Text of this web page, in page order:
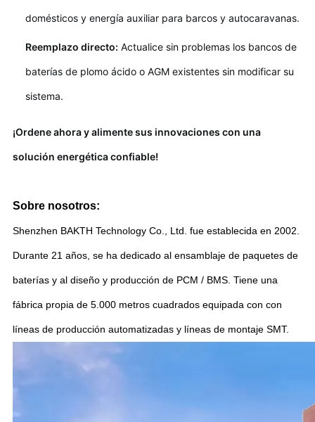
domésticos y energía auxiliar para barcos y autocaravanas.
Reemplazo directo: Actualice sin problemas los bancos de
baterías de plomo ácido o AGM existentes sin modificar su
sistema.
¡Ordene ahora y alimente sus innovaciones con una
solución energética confiable!
Sobre nosotros:
Shenzhen BAKTH Technology Co., Ltd. fue establecida en 2002.
Durante 21 años, se ha dedicado al ensamblaje de paquetes de
baterías y al diseño y producción de PCM / BMS. Tiene una
fábrica propia de 5.000 metros cuadrados equipada con con
líneas de producción automatizadas y líneas de montaje SMT.